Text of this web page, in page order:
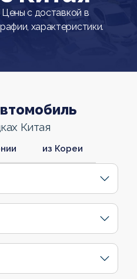
Цены с доставкой в
характеристики.
Китая
из Кореи